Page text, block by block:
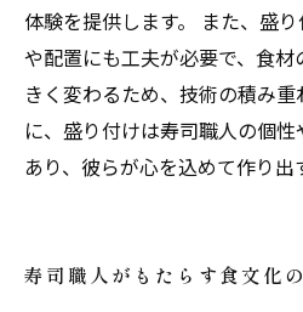
体験を提供します。 また、盛
や配置にも工夫が必要で、食
きく変わるため、技術の積み
に、盛り付けは寿司職人の個
あり、彼らが心を込めて作り出
寿司職人がもたらす食文化